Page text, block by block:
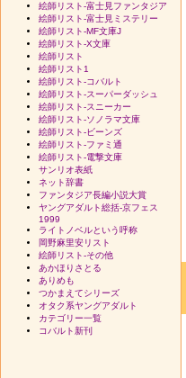
絵師リスト-富士見ファンタジア
絵師リスト-富士見ミステリー
絵師リスト-MF文庫J
絵師リスト-X文庫
絵師リスト
絵師リスト1
絵師リスト-コバルト
絵師リスト-スーパーダッシュ
絵師リスト-スニーカー
絵師リスト-ソノラマ文庫
絵師リスト-ビーンズ
絵師リスト-ファミ通
絵師リスト-電撃文庫
サンリオ表紙
ネット辞書
ファンタジア長編小説大賞
ヤングアダルト総括-京フェス
1999
ライトノベルという呼称
岡野麻里安リスト
絵師リスト-その他
あかほりさとる
ありめも
つかまえてシリーズ
オタク系ヤングアダルト
カテゴリー一覧
コバルト新刊